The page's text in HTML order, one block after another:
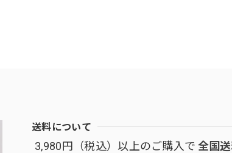
送料について
3,980円（税込）以上のご購入で 全国